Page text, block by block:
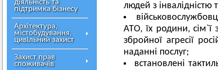
діяльність та
підтримка бізнесу
Архітектура,
містобудування,
цивільний захист
Захист прав
споживачів
людей з
АТО, їх родини, сім`ї
збройної агресії
наданні послуг;
встановлені